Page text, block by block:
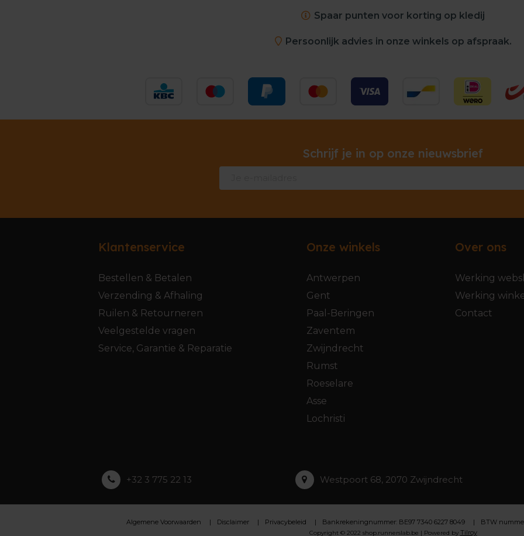
Spaar punten voor korting op kledij
Persoonlijk advies in onze winkels op afspraak.
Schrijf je in op onze nieuwsbrief
Klantenservice
Bestellen & Betalen
Verzending & Afhaling
Ruilen & Retourneren
Veelgestelde vragen
Service, Garantie & Reparatie
Onze winkels
Antwerpen
Gent
Paal-Beringen
Zaventem
Zwijndrecht
Rumst
Roeselare
Asse
Lochristi
Over ons
Werking
Werking
Contact
+32 3 775 22 13 Westpoort 68, 2070 Zwijndrecht
Algemene Voorwaarden Disclaimer Privacybeleid Bankrekeningnummer: BE97 7340 6227 8049 BTW
Copyright © 2022 shop.runnerslab.be | Powered by Tilroy